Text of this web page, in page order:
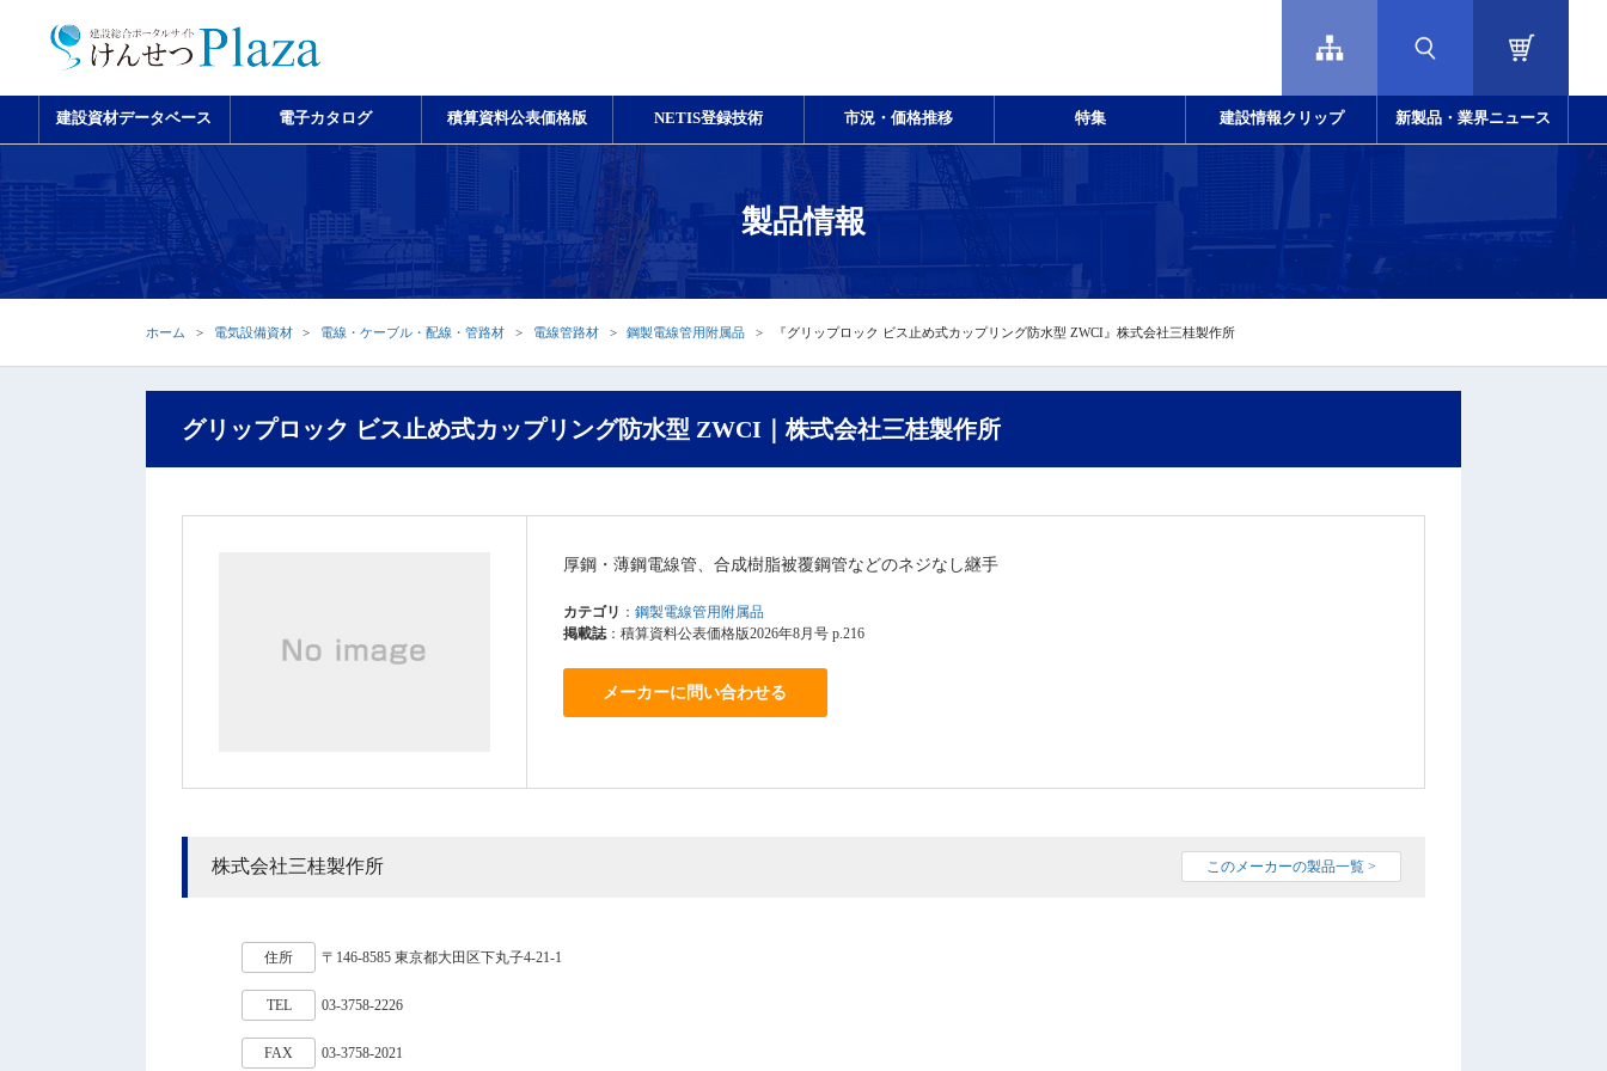
建設資材データベース 電子カタログ 積算資料公表価格版 NETIS登録技術 市況・価格推移 特集 建設情報クリップ 新製品・業界ニュース
製品情報
ホーム 電気設備資材 電線・ケーブル・配線・管路材 電線管路材 鋼製電線管用附属品 『グリップロック ビス止め式カップリング防水型 ZWCI』株式会社三桂製作所
グリップロック ビス止め式カップリング防水型 ZWCI｜株式会社三桂製作所
厚鋼・薄鋼電線管、合成樹脂被覆鋼管などのネジなし継手
カテゴリ ： 鋼製電線管用附属品
掲載誌：積算資料公表価格版2026年8月号 p.216
メーカーに問い合わせる
株式会社三桂製作所 このメーカーの製品一覧 >
住所 〒146-8585 東京都大田区下丸子4-21-1
TEL 03-3758-2226
FAX 03-3758-2021